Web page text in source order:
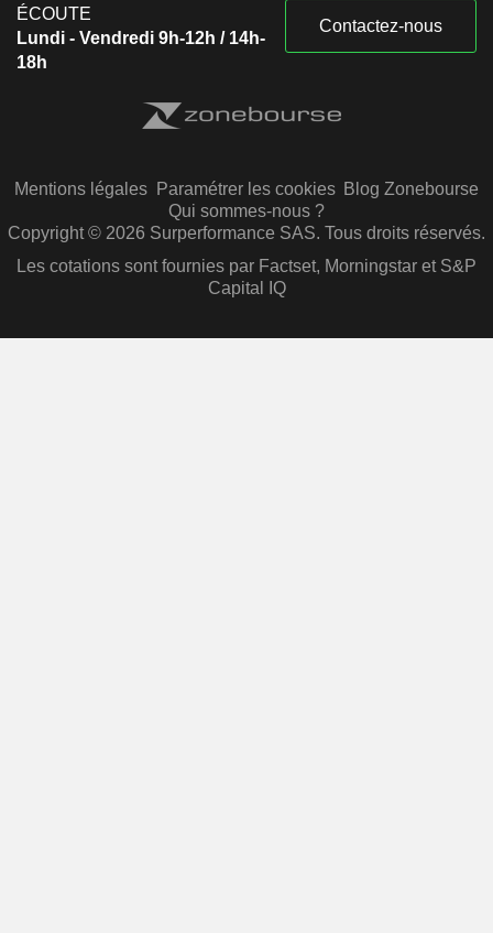
ÉCOUTE
Lundi - Vendredi 9h-12h / 14h-
18h
Contactez-nous
Mentions légales Paramétrer les cookies Blog Zonebourse
Qui sommes-nous ?
Copyright © 2026 Surperformance SAS. Tous droits réservés.
Les cotations sont fournies par Factset, Morningstar et S&P
Capital IQ